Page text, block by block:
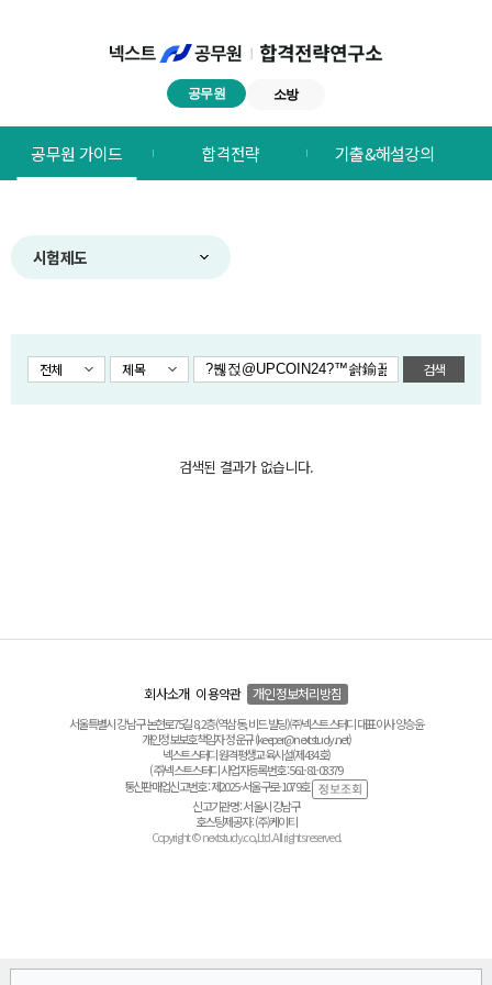
공무원 소방
합격전략연구소
메뉴
공무원 가이드 합격전략 기출&해설강의
시험제도
전체 제목 검색
검색된 결과가 없습니다.
회사소개 이용약관 개인정보처리방침
서울특별시 강남구 논현로75길 8, 2층(역삼동, 비드 빌딩) ㈜넥스트스터디 대표이사 양승윤
개인정보보호책임자 정운규 (keeper@nextstudy.net)
넥스트스터디 원격평생교육시설(제434호)
(주)넥스트스터디 사업자등록번호 : 561-81-03379
통신판매업신고번호 : 제2025-서울구로-1079호
신고기관명 : 서울시 강남구
호스팅제공자 : (주)케이티
Copyright © nextstudy.co.,Ltd. All rights reserved.